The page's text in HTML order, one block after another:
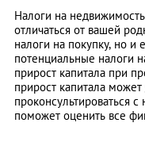
Налоги на
отличаться от вашей
налоги на покупку, но и
потенциальные налоги
прирост капитала при
прирост капитала
проконсультироваться
поможет оценить все